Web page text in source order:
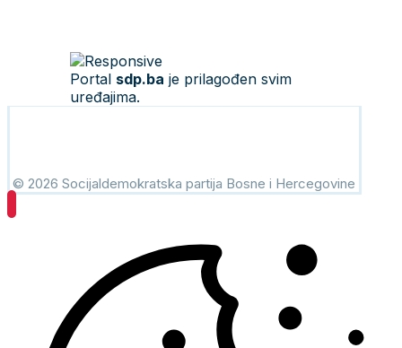
Portal sdp.ba je prilagođen svim
uređajima.
© 2026 Socijaldemokratska partija Bosne i Hercegovine